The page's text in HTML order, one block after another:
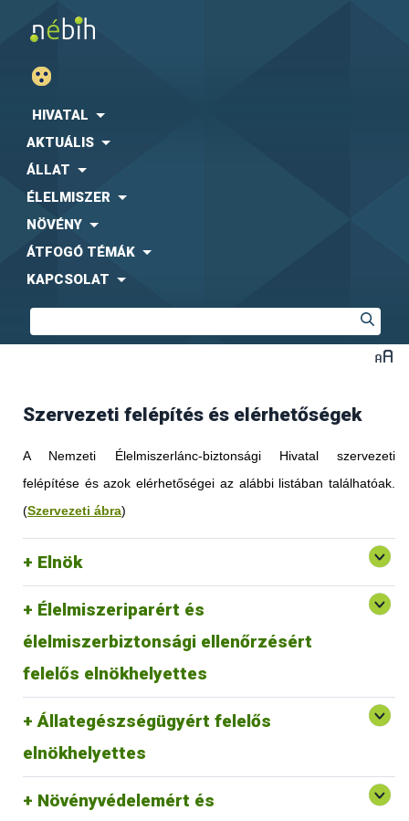
HIVATAL
AKTUÁLIS
ÁLLAT
ÉLELMISZER
NÖVÉNY
ÁTFOGÓ TÉMÁK
KAPCSOLAT
Szervezeti felépítés és elérhetőségek
A Nemzeti Élelmiszerlánc-biztonsági Hivatal szervezeti
felépítése és azok elérhetőségei az alábbi listában találhatóak.
(Szervezeti ábra)
Elnök
Élelmiszeriparért és
élelmiszerbiztonsági ellenőrzésért
felelős elnökhelyettes
Állategészségügyért felelős
elnökhelyettes
Növényvédelemért és